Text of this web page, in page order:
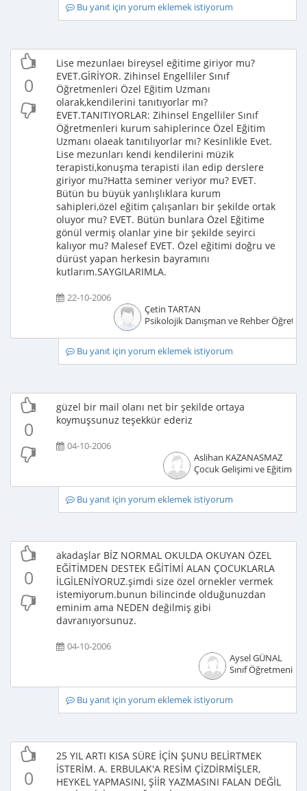
Bu yanıt için yorum eklemek istiyorum
0
Lise mezunlaeı bireysel eğitime giriyor mu?
EVET.GİRİYOR. Zihinsel Engelliler Sınıf
Öğretmenleri Özel Eğitim Uzmanı
olarak,kendilerini tanıtıyorlar mı?
EVET.TANITIYORLAR: Zihinsel Engelliler Sınıf
Öğretmenleri kurum sahiplerince Özel Eğitim
Uzmanı olaeak tanıtılıyorlar mı? Kesinlikle Evet.
Lise mezunları kendi kendilerini müzik
terapisti,konuşma terapisti ilan edip derslere
giriyor mu?Hatta seminer veriyor mu? EVET.
Bütün bu büyük yanlışlıklara kurum
sahipleri,özel eğitim çalışanları bir şekilde ortak
oluyor mu? EVET. Bütün bunlara Özel Eğitime
gönül vermiş olanlar yine bir şekilde seyirci
kalıyor mu? Malesef EVET. Özel eğitimi doğru ve
dürüst yapan herkesin bayramını
kutlarım.SAYGILARIMLA.
22-10-2006
Çetin TARTAN
Psikolojik Danışman ve Rehber
Bu yanıt için yorum eklemek istiyorum
0
güzel bir mail olanı net bir şekilde ortaya
koymuşsunuz teşekkür ederiz
04-10-2006
Aslihan KAZANASMAZ
Çocuk Gelişimi ve Eğitimcisi
Bu yanıt için yorum eklemek istiyorum
0
akadaşlar BİZ NORMAL OKULDA OKUYAN ÖZEL
EĞİTİMDEN DESTEK EĞİTİMİ ALAN ÇOCUKLARLA
İLGİLENİYORUZ.şimdi size özel örnekler vermek
istemiyorum.bunun bilincinde olduğunuzdan
eminim ama NEDEN değilmiş gibi
davranıyorsunuz.
04-10-2006
Aysel GÜNAL
Sınıf Öğretmeni
Bu yanıt için yorum eklemek istiyorum
0
25 YIL ARTI KISA SÜRE İÇİN ŞUNU BELİRTMEK
İSTERİM. A. ERBULAK'A RESİM ÇİZDİRMİŞLER,
HEYKEL YAPMASINI, ŞİİR YAZMASINI FALAN DEĞİL